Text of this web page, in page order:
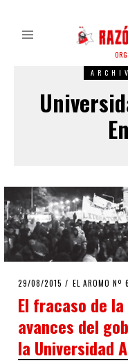
POSTED
29/08/2015 EL AROMO Nº
El fracaso de la
avances del
la Universidad